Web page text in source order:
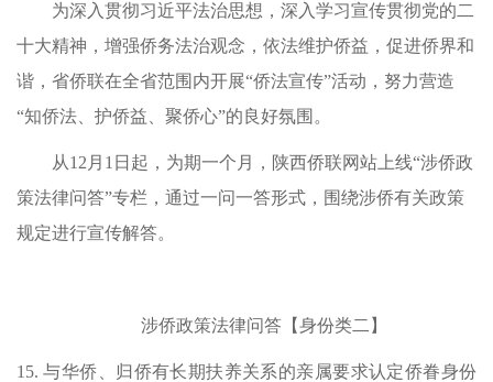
为深入贯彻习近平法治思想，深入学习宣传贯彻党的二
十大精神，增强侨务法治观念，依法维护侨益，促进侨界和
谐，省侨联在全省范围内开展“侨法宣传”活动，努力营造
“知侨法、护侨益、聚侨心”的良好氛围。
从12月1日起，为期一个月，陕西侨联网站上线“涉侨政
策法律问答”专栏，通过一问一答形式，围绕涉侨有关政策
规定进行宣传解答。
涉侨政策法律问答【身份类二】
15.与华侨、归侨有长期扶养关系的亲属要求认定侨眷身份